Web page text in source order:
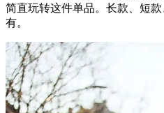
简直玩转这件单品。长款、短款
有。